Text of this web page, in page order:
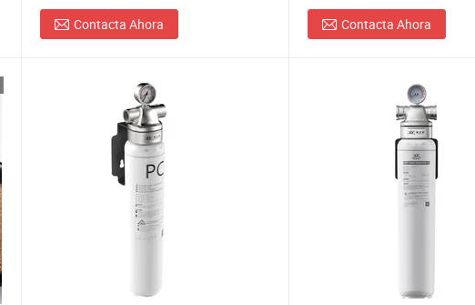
Contacta Ahora Contacta Ahora